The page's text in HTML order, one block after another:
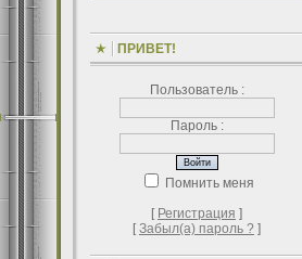
ПРИВЕТ!
Пользователь :
Пароль :
Помнить меня
[ Регистрация ]
[Забыл(а) пароль ? ]